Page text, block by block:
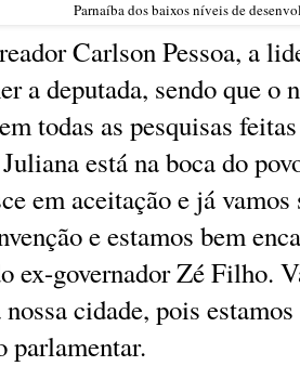
Parnaíba dos baixos níveis de
Carlson Pessoa, a
a deputada, sendo que o
todas as pesquisas
está na boca do
em aceitação e já
e estamos bem
ex-governador Zé Filho.
nossa cidade, pois
parlamentar.